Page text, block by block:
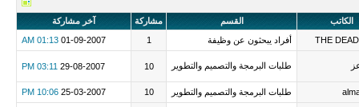
الكاتب القسم مشاركة
آخر مشاركة
THE
أفراد يبحثون عن وظيفة 1
01-09-2007
01:13 AM
طلبات البرمجة والتصميم والتطوير 10
29-08-2007
03:11 PM
طلبات البرمجة والتصميم والتطوير 10
25-03-2007
10:06 PM